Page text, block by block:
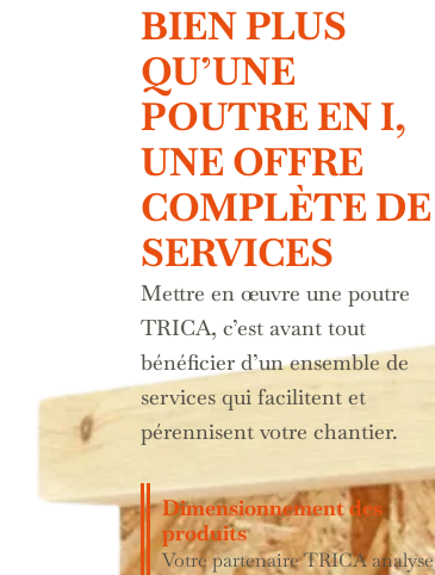
BIEN PLUS
QU’UNE
POUTRE EN I,
UNE OFFRE
COMPLÈTE DE
SERVICES
Mettre en œuvre une poutre
TRICA, c’est avant tout
bénéficier d’un ensemble de
services qui facilitent et
pérennisent votre chantier.
Dimensionnement des
produits
Votre partenaire TRICA analyse